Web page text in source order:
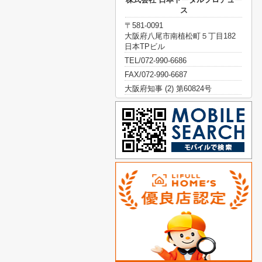
ス
〒581-0091
大阪府八尾市南植松町５丁目182
日本TPビル
TEL/072-990-6686
FAX/072-990-6687
大阪府知事 (2) 第60824号